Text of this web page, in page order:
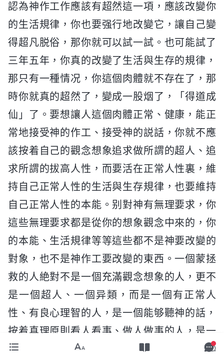
認為神作工作應該有超然這一項，應該改變你
的生活規律，你也要强行地改變它，讓自己變
得超凡脱俗，那你就可以試一試。也可能試了
三年五年，你真的改變了生活與生存的規律，
那只有一種情况，你這個肉體就不存在了，那
時你就真的超然了，變成一股烟了，「得道成
仙」了。要想讓人這個肉體正常、健康，能正
常地接受神的作工、接受神的説話，你就不應
該按着自己的觀念想象追求做所謂的超人、追
求所謂的拔高人性，而要活在正常人性裏，維
持自己正常人性的生活與生存規律，也要維持
自己正常人性的本能。别對神有無理要求，你
這些無理要求都是從你的想象觀念中來的，你
的本能、生活規律等等這些都不是神要改變的
對象，也不是神作工要改變的東西。一個蒙拯
救的人絶對不是一個充滿觀念想象的人，更不
是一個超人、一個异類，而是一個有正常人
性、有良心理智的人，是一個能够聽神的話，
按着真理原則看人看事、做人做事的人，是一
個凡事都能順服神的人，一點兒都不超然，人